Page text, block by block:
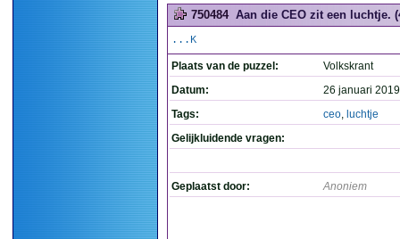
750484 Aan die CEO zit een luchtje.
...K
Plaats van de puzzel:
Volkskrant
Datum:
26 januari
Tags:
ceo, luchtje
Gelijkluidende vragen:
Geplaatst door: Anoniem